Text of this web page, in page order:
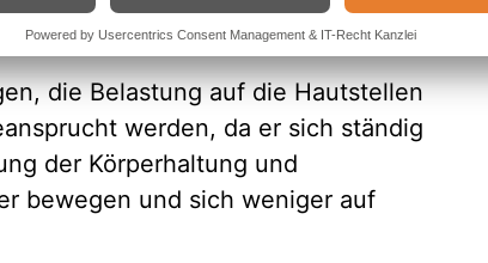
die Belastung auf die Hautstellen
werden, da er sich ständig
der Körperhaltung und
bewegen und sich weniger auf